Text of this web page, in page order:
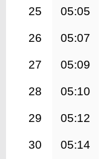
25 05:05
26 05:07
27 05:09
28 05:10
29 05:12
30 05:14